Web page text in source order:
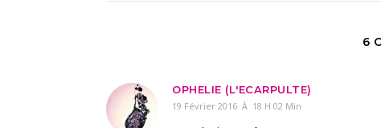
6
OPHELIE (L'ECARPULTE)
19 Février 2016 À 18 H 02 Min